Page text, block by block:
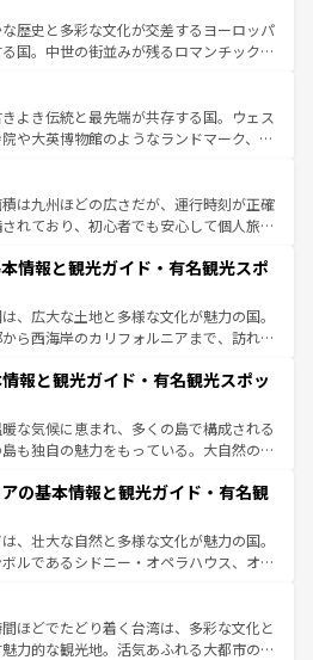
参照してほしい。
た、フランスは美食の国としても知ら
はユネスコ無形文化遺産にも登録されて
ー畑など、多彩な楽しみ方が可能だ。さ
の地域にも魅力が溢れており、どの街角に
化が息づいている。パリ以外の個性あふ
。
歴史と多彩な文化が交差するヨーロッパ
国。中世の街並みが残るロマンチック街
、どこを歩いても飽きることがない。ベ
気、バイエルン州のアルプスの絶景、そ
のワイン畑といった風景は必見。ビール
ぜひ体験してほしい。 なお、新着の
ンテンツ一覧を参照してほしい。
よき伝統と最先端が共存する国。ウェス
や大英博物館のようなランドマーク、歴
魅力がある。また、優雅なアフタヌーン
きにはたまらない英国パブ、サッカー観
らこそできる体験も豊富。イギリスを旅
てほしい。
は九州ほどの広さだが、運行時刻が正確
れており、初心者でも安心して個人旅行
残る町や、スイスならではのユニークな
ルプス観光だけでなく町歩きも満喫する
民の所得が高いため物価も高いが、旅行
提供のサービスもあり、うまく活用すれ
コンテンツ一覧を参照してほしい。
情報と観光ガイド・有名観光スポ
、広大な土地と多様な文化が魅力の国。
ら西海岸のカリフォルニアまで、訪れる
は、観光、ショッピング、エンターテイ
た刺激的なスポットだ。一方、アメリカ
広がり、グランドキャニオンやイエロー
といった絶景が堪能できる。さらに、南
者はアメリカの各地域で異なる魅力を楽
多様性と豊かな歴史を感じることができ
ロードトリップや列車の旅も、アメリカ
イルだ。 なお、新着のアメリカ
ツ一覧 を参照してほしい。
報と観光ガイド・有名観光スポッ
な気候に恵まれ、多くの島で構成される
も独自の魅力をもっている。大自然の神
い。また、定番の観光地といえばオアフ
然を求めるならマウイ島やカウアイ島が
ルドグリーンに輝く海をはじめ、豊かな
いている。「アロハスピリット」と呼ば
ーカルフードやハワイアンミュージッ
ダンスなど、すべてがハワイの魅力を彩
たびに新しい発見と感動が待っているハ
の基本情報と観光ガイド・有名観
、壮大な自然と多様な文化が魅力の国。
ルであるシドニー・オペラハウス、オー
中央部にそびえるウルル（エアーズロッ
の美しい原生林やケアンズの熱帯雨林な
くさん。また、カフェやワイン、オージ
ほどでたどり着く台湾は、多彩な文化と
力的な観光地。活気あふれる大都市の台